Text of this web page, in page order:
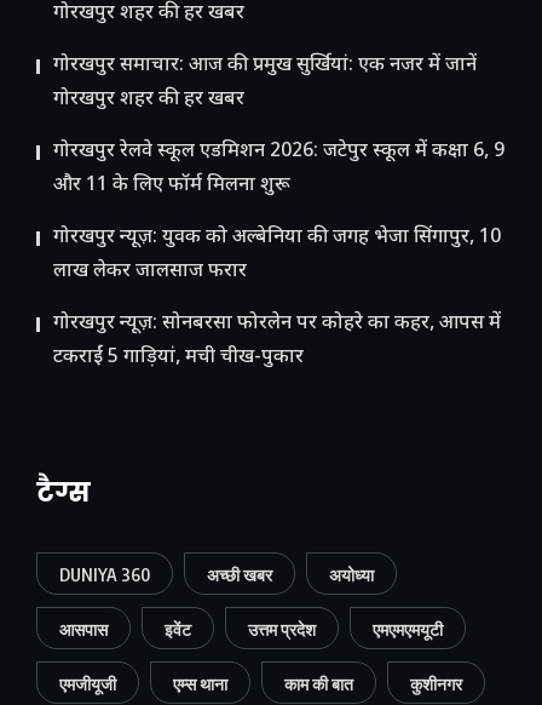
गोरखपुर शहर की हर खबर
गोरखपुर समाचार: आज की प्रमुख सुर्खियां: एक नजर में जानें
गोरखपुर शहर की हर खबर
गोरखपुर रेलवे स्कूल एडमिशन 2026: जटेपुर स्कूल में कक्षा 6, 9
और 11 के लिए फॉर्म मिलना शुरू
गोरखपुर न्यूज़: युवक को अल्बेनिया की जगह भेजा सिंगापुर, 10
लाख लेकर जालसाज फरार
गोरखपुर न्यूज़: सोनबरसा फोरलेन पर कोहरे का कहर, आपस में
टकराईं 5 गाड़ियां, मची चीख-पुकार
टैग्स
DUNIYA 360 अच्छी खबर अयोध्या
आसपास इवेंट उत्तम प्रदेश एमएमएमयूटी
एमजीयूजी एम्स थाना काम की बात कुशीनगर